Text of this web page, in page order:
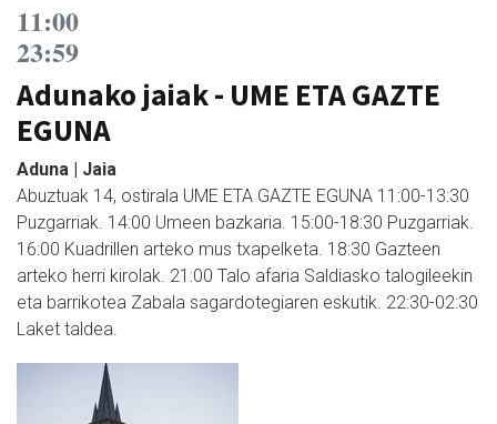
11:00
23:59
Adunako jaiak - UME ETA GAZTE
EGUNA
Aduna | Jaia
Abuztuak 14, ostirala UME ETA GAZTE EGUNA 11:00-13:30
Puzgarriak. 14:00 Umeen bazkaria. 15:00-18:30 Puzgarriak.
16:00 Kuadrillen arteko mus txapelketa. 18:30 Gazteen
arteko herri kirolak. 21:00 Talo afaria Saldiasko talogileekin
eta barrikotea Zabala sagardotegiaren eskutik. 22:30-02:30
Laket taldea.